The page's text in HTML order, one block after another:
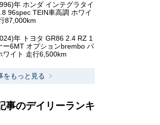
年 ホンダ インテグラタイ
96spec TEIN車高調 ホワイ
87,000km
年 トヨタ GR86 2.4 RZ 1
ー6MT オプションbrembo パ
ワイト 走行6,500km
をもっと見る
事のデイリーランキ